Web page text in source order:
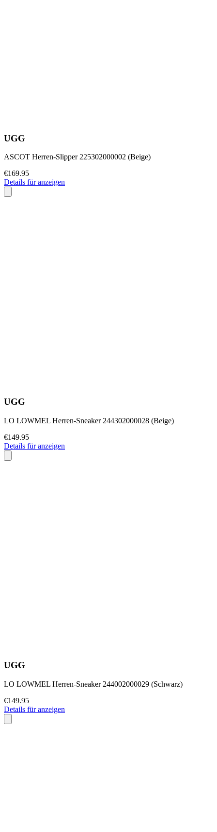
UGG
ASCOT Herren-Slipper 225302000002 (Beige)
€169.95
Details für anzeigen
UGG
LO LOWMEL Herren-Sneaker 244302000028 (Beige)
€149.95
Details für anzeigen
UGG
LO LOWMEL Herren-Sneaker 244002000029 (Schwarz)
€149.95
Details für anzeigen